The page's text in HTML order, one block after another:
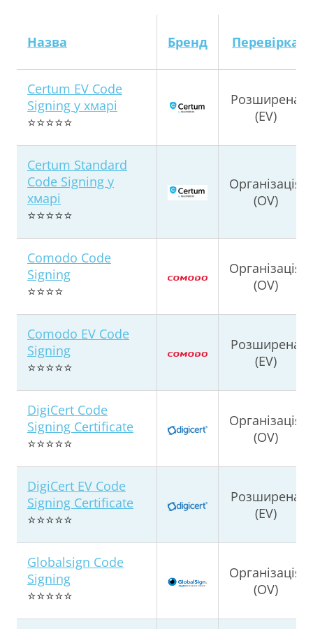
Назва Бренд Перевірка
Certum EV Code
Signing у хмарі
⭐⭐⭐⭐⭐
Розширена
(EV)
Certum Standard
Code Signing у
хмарі
⭐⭐⭐⭐⭐
Організація
(OV)
Comodo Code
Signing
⭐⭐⭐⭐
Організація
(OV)
Comodo EV Code
Signing
⭐⭐⭐⭐⭐
Розширена
(EV)
DigiCert Code
Signing Certificate
⭐⭐⭐⭐⭐
Організація
(OV)
DigiCert EV Code
Signing Certificate
⭐⭐⭐⭐⭐
Розширена
(EV)
Globalsign Code
Signing
⭐⭐⭐⭐⭐
Організація
(OV)